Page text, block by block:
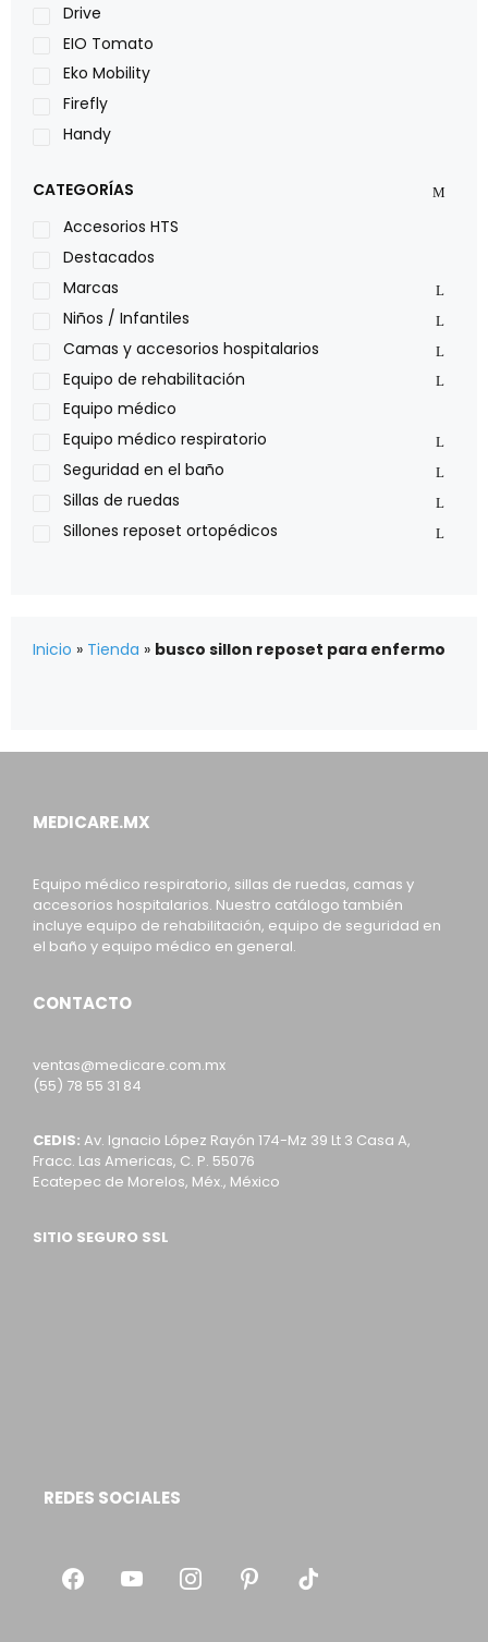
Drive
EIO Tomato
Eko Mobility
Firefly
Handy
Leggero
Lumex
Medical Store
Nidek
Oxiplus
Philips
Pride
Roho
Sillas de ruedas Everest Jennings
Stealth products
Xiehe Medical
CATEGORÍAS
Accesorios HTS
Destacados
Marcas
Niños / Infantiles
Camas y accesorios hospitalarios
Equipo de rehabilitación
Equipo médico
Equipo médico respiratorio
Seguridad en el baño
Sillas de ruedas
Sillones reposet ortopédicos
Inicio » Tienda » busco sillon reposet para enfermo
MEDICARE.MX
Equipo médico respiratorio, sillas de ruedas, camas y
accesorios hospitalarios. Nuestro catálogo también
incluye equipo de rehabilitación, equipo de seguridad en
el baño y equipo médico en general.
CONTACTO
ventas@medicare.com.mx
(55) 78 55 31 84
CEDIS: Av. Ignacio López Rayón 174-Mz 39 Lt 3 Casa A,
Fracc. Las Americas, C. P. 55076
Ecatepec de Morelos, Méx., México
SITIO SEGURO SSL
REDES SOCIALES